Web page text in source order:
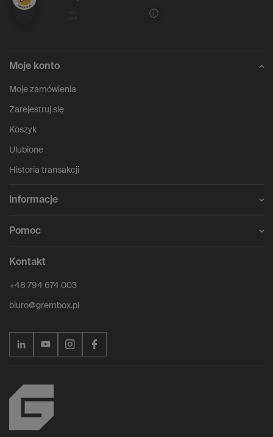
Moje konto
Moje zamówienia
Zarejestruj się
Koszyk
Ulubione
Historia transakcji
Informacje
Pomoc
Kontakt
+48 794 674 003
biuro@grembox.pl